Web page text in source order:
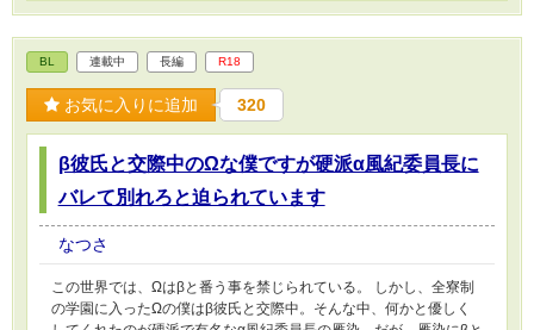
BL 連載中 長編 R18
お気に入りに追加 320
β彼氏と交際中のΩな僕ですが硬派α‬風紀委員長に
バレて別れろと迫られています
なつさ
この世界では、Ωは‪βと番う事を禁じられている。 しかし、全寮制
の学園に入ったΩの僕はβ彼氏と交際中。そんな中、何かと優しく